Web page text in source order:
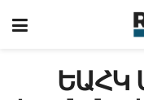
ԵԱՀԿ